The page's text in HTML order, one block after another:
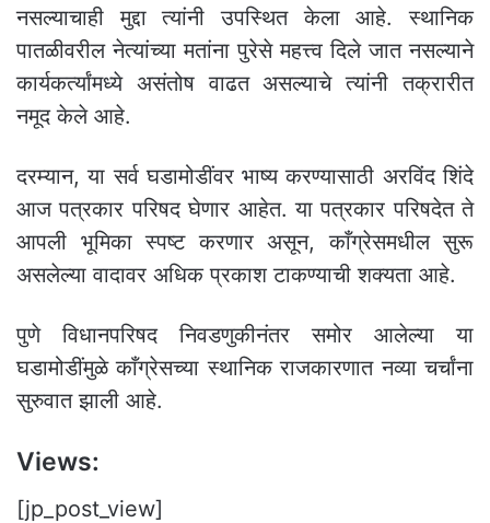
नसल्याचाही मुद्दा त्यांनी उपस्थित केला आहे. स्थानिक
पातळीवरील नेत्यांच्या मतांना पुरेसे महत्त्व दिले जात नसल्याने
कार्यकर्त्यांमध्ये असंतोष वाढत असल्याचे त्यांनी तक्रारीत
नमूद केले आहे.
दरम्यान, या सर्व घडामोडींवर भाष्य करण्यासाठी अरविंद शिंदे
आज पत्रकार परिषद घेणार आहेत. या पत्रकार परिषदेत ते
आपली भूमिका स्पष्ट करणार असून, काँग्रेसमधील सुरू
असलेल्या वादावर अधिक प्रकाश टाकण्याची शक्यता आहे.
पुणे विधानपरिषद निवडणुकीनंतर समोर आलेल्या या
घडामोडींमुळे काँग्रेसच्या स्थानिक राजकारणात नव्या चर्चांना
सुरुवात झाली आहे.
Views:
[jp_post_view]